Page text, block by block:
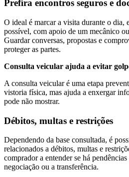
Prefira encontros seguros e
O ideal é marcar a visita durante o dia,
possível, com apoio de um mecânico
Guardar conversas, propostas e
proteger as partes.
Consulta veicular ajuda a evitar
A consulta veicular é uma etapa
vistoria física, mas ajuda a enxergar
pode não mostrar.
Débitos, multas e restrições
Dependendo da base consultada, é
relacionados a débitos, multas e
comprador a entender se há
negociação ou a transferência.